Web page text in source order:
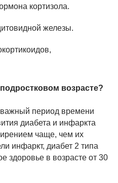
кортизола.
железы.
возрасте?
период времени
диабета и инфаркта
чаще, чем их
инфаркт, диабет 2 типа
здоровье в возрасте от 30